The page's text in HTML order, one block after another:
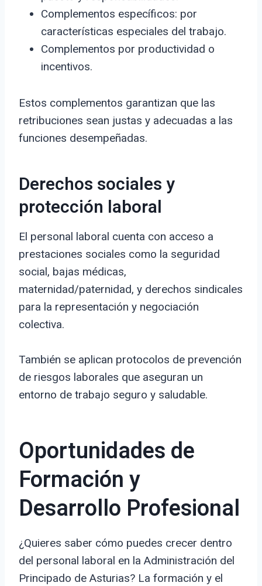
Complementos específicos: por
características especiales del trabajo.
Complementos por productividad o
incentivos.
Estos complementos garantizan que las
retribuciones sean justas y adecuadas a las
funciones desempeñadas.
Derechos sociales y
protección laboral
El personal laboral cuenta con acceso a
prestaciones sociales como la seguridad
social, bajas médicas,
maternidad/paternidad, y derechos sindicales
para la representación y negociación
colectiva.
También se aplican protocolos de prevención
de riesgos laborales que aseguran un
entorno de trabajo seguro y saludable.
Oportunidades de
Formación y
Desarrollo Profesional
¿Quieres saber cómo puedes crecer dentro
del personal laboral en la Administración del
Principado de Asturias? La formación y el